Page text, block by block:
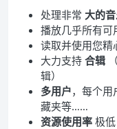
处理非常 大的
播放几乎所有可
读取并使用您精
大力支持 合辑
辑）
多用户，每个
藏夹等……
资源使用率 极低